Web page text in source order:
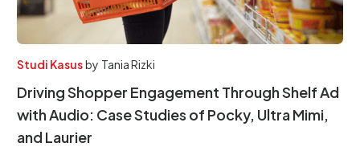
Studi Kasusby Tania Rizki
Driving Shopper Engagement Through Shelf Ad
with Audio: Case Studies of Pocky, Ultra Mimi,
and Laurier